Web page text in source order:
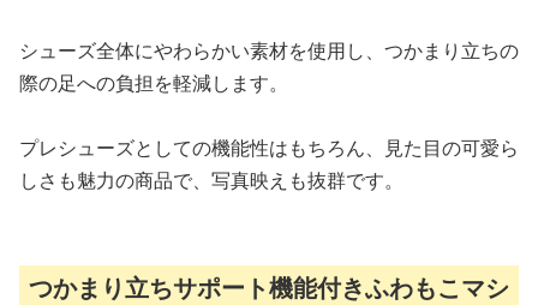
シューズ全体にやわらかい素材を使用し、つかまり立ちの
際の足への負担を軽減します。
プレシューズとしての機能性はもちろん、見た目の可愛ら
しさも魅力の商品で、写真映えも抜群です。
つかまり立ちサポート機能付きふわもこマシ